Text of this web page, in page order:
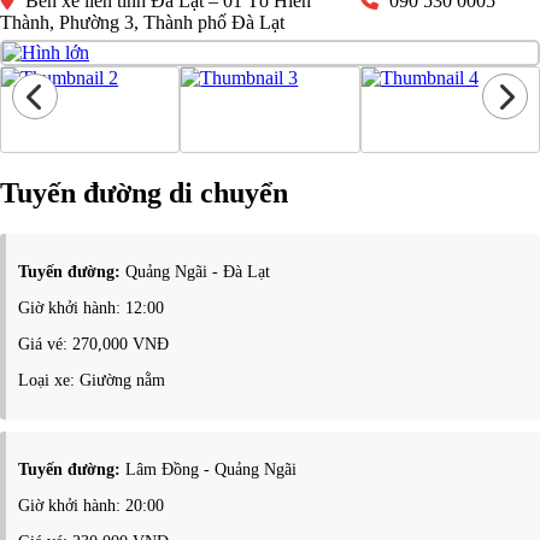
Thành, Phường 3, Thành phố Đà Lạt
Tuyến đường di chuyển
Tuyến đường: Quảng Ngãi - Đà Lạt
Giờ khởi hành: 12:00
Giá vé: 270,000 VNĐ
Loại xe: Giường nằm
Tuyến đường: Lâm Đồng - Quảng Ngãi
Giờ khởi hành: 20:00